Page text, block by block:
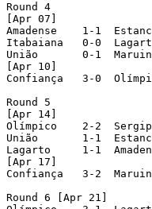
Round 4
[Apr 07]
Amadense    1-1
Itabaiana   0-0
União       0-1
[Apr 10]
Confiança   3-0
Round 5
[Apr 14]
Olímpico    2-2
União       1-1
Lagarto     1-1
[Apr 17]
Confiança   3-2
Round 6 [Apr 21]